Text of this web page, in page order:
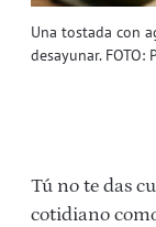
Una tostada con
desayunar. FOTO:
Tú no te das
cotidiano